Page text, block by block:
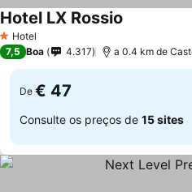
1 Estrelas
Hotel
Hotel LX Rossio
7,5 Boa 4.317 a 0.4 km de
De € 47
Consulte os preços de 15 sites